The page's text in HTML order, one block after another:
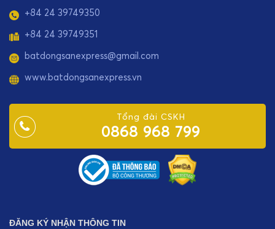
+84 24 39749350
+84 24 39749351
batdongsanexpress@gmail.com
www.batdongsanexpress.vn
Tổng đài CSKH
0868 968 799
ĐĂNG KÝ NHẬN THÔNG TIN